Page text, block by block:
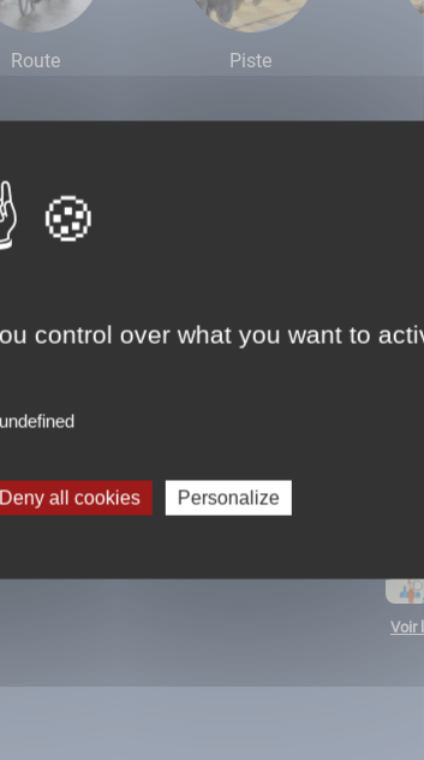
Route Piste
Voir
control over what you want to
undefined
Deny all cookies Personalize